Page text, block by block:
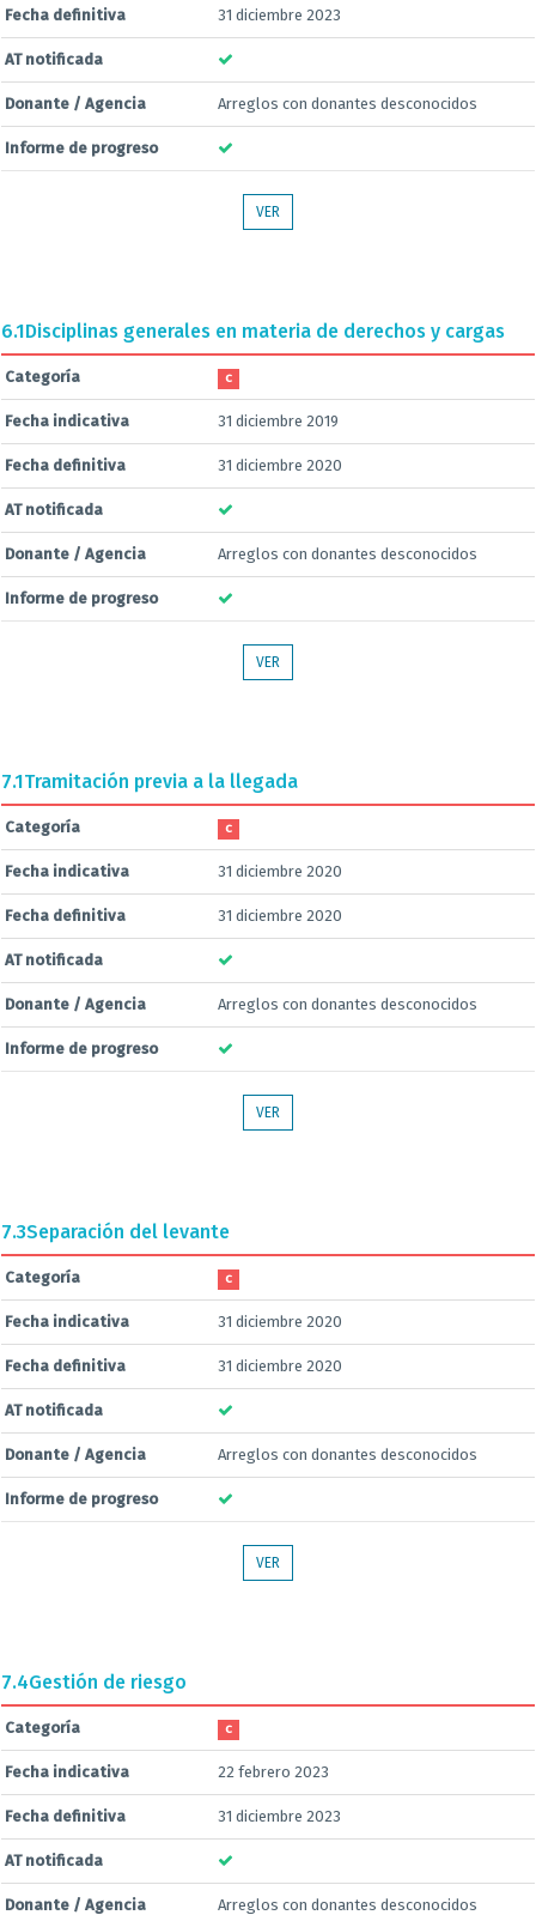
Fecha definitiva 31 diciembre 2023
AT notificada
Donante / Agencia Arreglos con donantes desconocidos
Informe de progreso
VER
6.1Disciplinas generales en materia de derechos y cargas
Categoría C
Fecha indicativa 31 diciembre 2019
Fecha definitiva 31 diciembre 2020
AT notificada
Donante / Agencia Arreglos con donantes desconocidos
Informe de progreso
VER
7.1Tramitación previa a la llegada
Categoría C
Fecha indicativa 31 diciembre 2020
Fecha definitiva 31 diciembre 2020
AT notificada
Donante / Agencia Arreglos con donantes desconocidos
Informe de progreso
VER
7.3Separación del levante
Categoría C
Fecha indicativa 31 diciembre 2020
Fecha definitiva 31 diciembre 2020
AT notificada
Donante / Agencia Arreglos con donantes desconocidos
Informe de progreso
VER
7.4Gestión de riesgo
Categoría C
Fecha indicativa 22 febrero 2023
Fecha definitiva 31 diciembre 2023
AT notificada
Donante / Agencia Arreglos con donantes desconocidos